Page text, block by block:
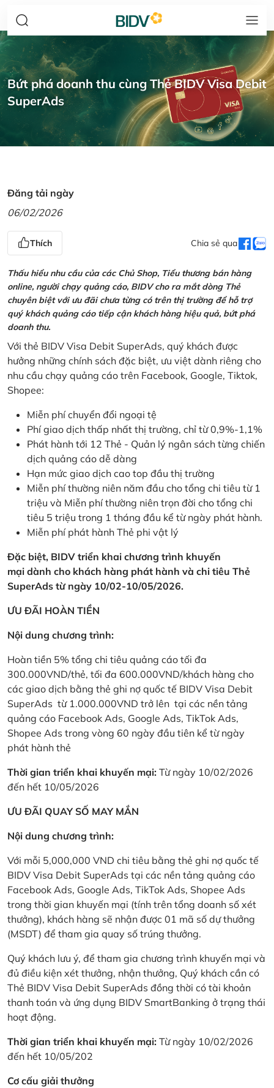
Bứt phá doanh thu cùng Thẻ BIDV Visa Debit
SuperAds
Đăng tải ngày
06/02/2026
Thích Chia sẻ qua
Thấu hiểu nhu cầu của các Chủ Shop, Tiểu thương bán hàng
online, người chạy quảng cáo, BIDV cho ra mắt dòng Thẻ
chuyên biệt với ưu đãi chưa từng có trên thị trường để hỗ trợ
quý khách quảng cáo tiếp cận khách hàng hiệu quả, bứt phá
doanh thu.
Với thẻ BIDV Visa Debit SuperAds, quý khách được
hưởng những chính sách đặc biệt, ưu việt dành riêng cho
nhu cầu chạy quảng cáo trên Facebook, Google, Tiktok,
Shopee:
Miễn phí chuyển đổi ngoại tệ
Phí giao dịch thấp nhất thị trường, chỉ từ 0,9%-1,1%
Phát hành tới 12 Thẻ - Quản lý ngân sách từng chiến
dịch quảng cáo dễ dàng
Hạn mức giao dịch cao top đầu thị trường
Miễn phí thường niên năm đầu cho tổng chi tiêu từ 1
triệu và Miễn phí thường niên trọn đời cho tổng chi
tiêu 5 triệu trong 1 tháng đầu kể từ ngày phát hành.
Miễn phí phát hành Thẻ phi vật lý
Đặc biệt, BIDV triển khai chương trình khuyến
mại dành cho khách hàng phát hành và chi tiêu Thẻ
SuperAds từ ngày 10/02-10/05/2026.
ƯU ĐÃI HOÀN TIỀN
Nội dung chương trình:
Hoàn tiền 5% tổng chi tiêu quảng cáo tối đa
300.000VND/thẻ, tối đa 600.000VND/khách hàng cho
các giao dịch bằng thẻ ghi nợ quốc tế BIDV Visa Debit
SuperAds từ 1.000.000VND trở lên tại các nền tảng
quảng cáo Facebook Ads, Google Ads, TikTok Ads,
Shopee Ads trong vòng 60 ngày đầu tiên kể từ ngày
phát hành thẻ
Thời gian triển khai khuyến mại: Từ ngày 10/02/2026
đến hết 10/05/2026
ƯU ĐÃI QUAY SỐ MAY MẮN
Nội dung chương trình:
Với mỗi 5,000,000 VND chi tiêu bằng thẻ ghi nợ quốc tế
BIDV Visa Debit SuperAds tại các nền tảng quảng cáo
Facebook Ads, Google Ads, TikTok Ads, Shopee Ads
trong thời gian khuyến mại (tính trên tổng doanh số xét
thưởng), khách hàng sẽ nhận được 01 mã số dự thưởng
(MSDT) để tham gia quay số trúng thưởng.
Quý khách lưu ý, để tham gia chương trình khuyến mại và
đủ điều kiện xét thưởng, nhận thưởng, Quý khách cần có
Thẻ BIDV Visa Debit SuperAds đồng thời có tài khoản
thanh toán và ứng dụng BIDV SmartBanking ở trạng thái
hoạt động.
Thời gian triển khai khuyến mại: Từ ngày 10/02/2026
đến hết 10/05/202
Cơ cấu giải thưởng